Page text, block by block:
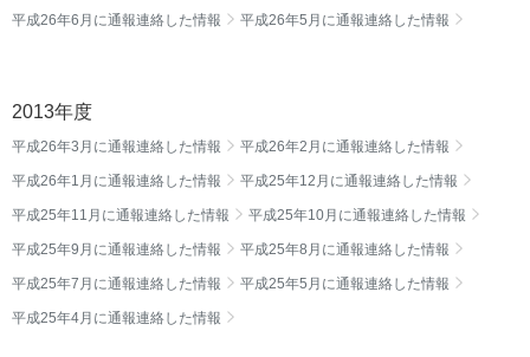
平成26年6月に通報連絡した情報 平成26年5月に通報連絡した情報
2013年度
平成26年3月に通報連絡した情報 平成26年2月に通報連絡した情報
平成26年1月に通報連絡した情報 平成25年12月に通報連絡した情報
平成25年11月に通報連絡した情報 平成25年10月に通報連絡した情報
平成25年9月に通報連絡した情報 平成25年8月に通報連絡した情報
平成25年7月に通報連絡した情報 平成25年5月に通報連絡した情報
平成25年4月に通報連絡した情報